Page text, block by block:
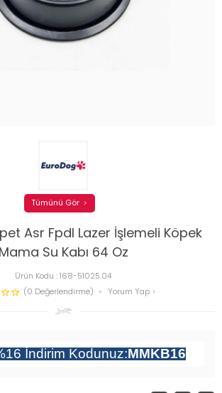
Asr Fpdl Lazer İşlemeli Köpek
Mama Su Kabı 64 Oz
Ürün Kodu :168-51025.04
(0 Değerlendirme)
Yorum Yap
Tümünü Gör
İndirim Kodunuz:MMKB16